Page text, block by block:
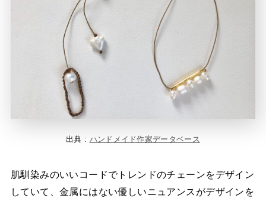
出典 : ハンドメイド作家データベース
肌馴染みのいいコードでトレンドのチェーンをデザイン
していて、金属にはない優しいニュアンスがデザインを